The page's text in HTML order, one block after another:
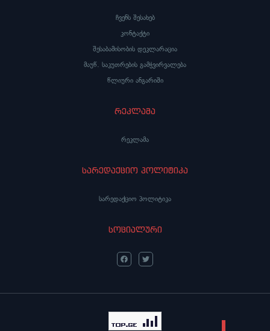
ჩვენს შესახებ
კონტაქტი
შესაბამისობის დეკლარაცია
მაუწ. საკუთრების გამჭვირვალება
წლიური ანგარიში
რეკლამა
რეკლამა
სარედაქციო პოლიტიკა
სარედაქციო პოლიტიკა
სოციალური